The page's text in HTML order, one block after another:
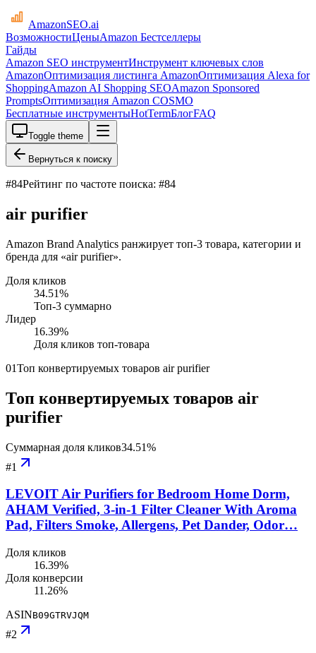
AmazonSEO.ai
ВозможностиЦеныAmazon Бестселлеры
Гайды
Amazon SEO инструментИнструмент ключевых слов
AmazonОптимизация листинга AmazonОптимизация Alexa for
ShoppingAmazon AI Shopping SEOAmazon Sponsored
PromptsОптимизация Amazon COSMO
Бесплатные инструментыHotTermБлогFAQ
Toggle theme
Вернуться к поиску
#84Рейтинг по частоте поиска: #84
air purifier
Amazon Brand Analytics ранжирует топ-3 товара, категории и
бренда для «air purifier».
Доля кликов
34.51%
Топ-3 суммарно
Лидер
16.39%
Доля кликов топ-товара
01Топ конвертируемых товаров air purifier
Топ конвертируемых товаров air
purifier
Суммарная доля кликов34.51%
#1
LEVOIT Air Purifiers for Bedroom Home Dorm,
AHAM Verified, 3-in-1 Filter Cleaner With Aroma
Pad, Filters Smoke, Allergens, Pet Dander, Odor…
Доля кликов
16.39%
Доля конверсии
11.26%
ASINB09GTRVJQM
#2